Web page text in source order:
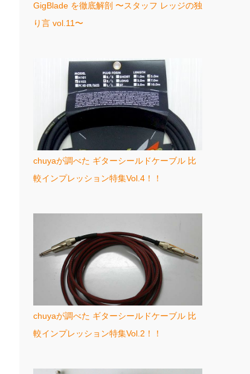
GigBlade を徹底解剖 〜スタッフ レッジの独
り言 vol.11〜
chuyaが調べた ギターシールドケーブル 比
較インプレッション特集Vol.4！！
chuyaが調べた ギターシールドケーブル 比
較インプレッション特集Vol.2！！